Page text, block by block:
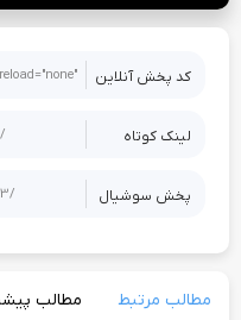
کد پخش آنلاین
لینک کوتاه
پخش سوشيال
مطالب مرتبط مطالب